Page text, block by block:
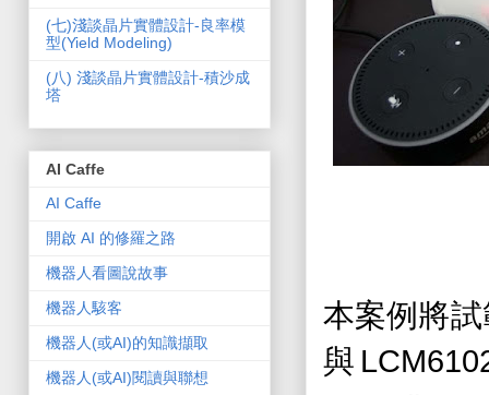
本案例將試
與
(七)淺談晶片實體設計-良率模
型(Yield Modeling)
(­八) 淺談晶片實體設計-積沙成
塔
AI Caffe
AI Caffe
開啟 AI 的修羅之路
機器人看圖說故事
機器人駭客
機器人(或AI)的知識擷取
機器人(或AI)閱讀與聯想